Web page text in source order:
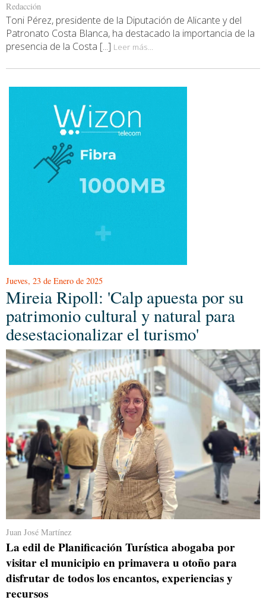
Redacción
Toni Pérez, presidente de la Diputación de Alicante y del
Patronato Costa Blanca, ha destacado la importancia de la
presencia de la Costa [...] Leer más...
Jueves, 23 de Enero de 2025
Mireia Ripoll: 'Calp apuesta por su
patrimonio cultural y natural para
desestacionalizar el turismo'
Juan José Martínez
La edil de Planificación Turística abogaba por
visitar el municipio en primavera u otoño para
disfrutar de todos los encantos, experiencias y
recursos